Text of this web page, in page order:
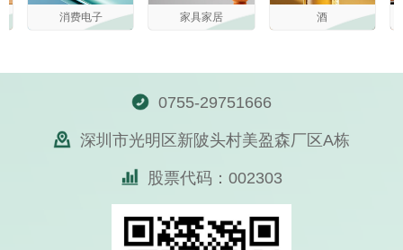
消费电子 家具家居 酒
0755-29751666
深圳市光明区新陂头村美盈森厂区A栋
股票代码：002303